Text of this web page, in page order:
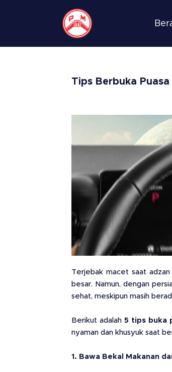
Tips Berbuka
Terjebak macet saat
besar. Namun, dengan
sehat, meskipun masih
Berikut adalah 5 tips buka
nyaman dan khusyuk saat
1. Bawa Bekal Makanan